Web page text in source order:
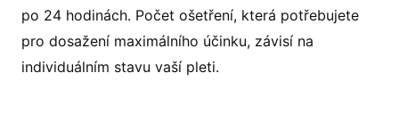
po 24 hodinách. Počet ošetření, která potřebujete
pro dosažení maximálního účinku, závisí na
individuálním stavu vaší pleti.